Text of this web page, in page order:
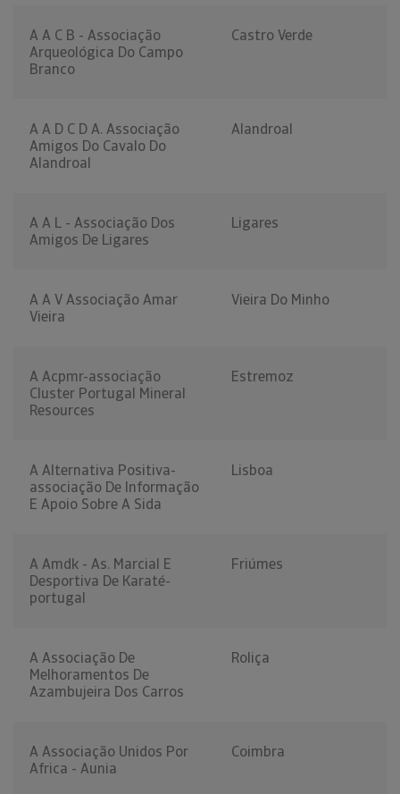
A A C B - Associação
Arqueológica Do Campo
Branco
Castro Verde
A A D C D A. Associação
Amigos Do Cavalo Do
Alandroal
Alandroal
A A L - Associação Dos
Amigos De Ligares
Ligares
A A V Associação Amar
Vieira
Vieira Do Minho
A Acpmr-associação
Cluster Portugal Mineral
Resources
Estremoz
A Alternativa Positiva-
associação De Informação
E Apoio Sobre A Sida
Lisboa
A Amdk - As. Marcial E
Desportiva De Karaté-
portugal
Friúmes
A Associação De
Melhoramentos De
Azambujeira Dos Carros
Roliça
A Associação Unidos Por
Africa - Aunia
Coimbra